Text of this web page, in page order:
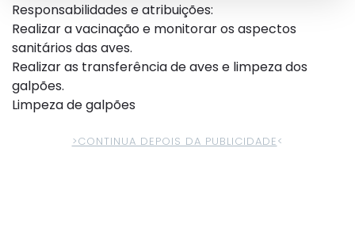
Responsabilidades e atribuições:
Realizar a vacinação e monitorar os aspectos
sanitários das aves.
Realizar as transferência de aves e limpeza dos
galpões.
Limpeza de galpões
>CONTINUA DEPOIS DA PUBLICIDADE<